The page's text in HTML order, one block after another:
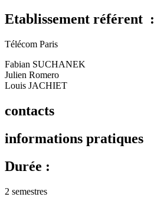
Etablissement référent :
Télécom Paris
Fabian SUCHANEK
Julien Romero
Louis JACHIET
contacts
informations pratiques
Durée :
2 semestres